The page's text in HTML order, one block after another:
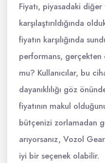
Fiyatı, piyasadaki
karşılaştırıldığında
fiyatın karşılığında
performans, gerçekten
mu? Kullanıcılar, bu
dayanıklılığı göz
fiyatının makul
bütçenizi zorlamadan
arıyorsanız, Vozol
iyi bir seçenek olabilir.